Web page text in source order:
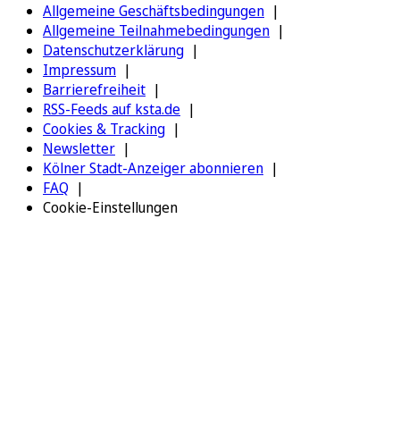
Allgemeine Geschäftsbedingungen
Allgemeine Teilnahmebedingungen
Datenschutzerklärung
Impressum
Barrierefreiheit
RSS-Feeds auf ksta.de
Cookies & Tracking
Newsletter
Kölner Stadt-Anzeiger abonnieren
FAQ
Cookie-Einstellungen